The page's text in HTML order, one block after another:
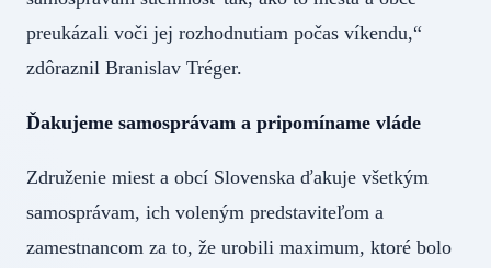
preukázali voči jej rozhodnutiam počas víkendu,“
zdôraznil Branislav Tréger.
Ďakujeme samosprávam a pripomíname vláde
Združenie miest a obcí Slovenska ďakuje všetkým
samosprávam, ich voleným predstaviteľom a
zamestnancom za to, že urobili maximum, ktoré bolo